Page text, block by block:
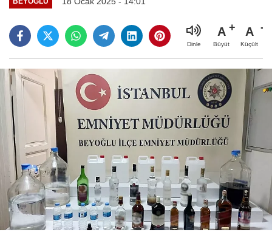
Dinle
A
Büyüt
A
Küçült